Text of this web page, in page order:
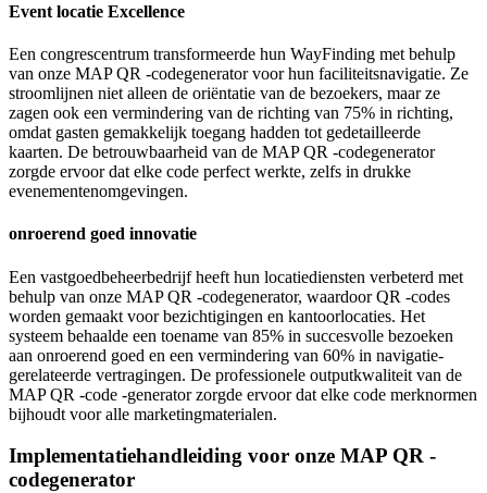
Event locatie Excellence
Een congrescentrum transformeerde hun WayFinding met behulp
van onze MAP QR -codegenerator voor hun faciliteitsnavigatie. Ze
stroomlijnen niet alleen de oriëntatie van de bezoekers, maar ze
zagen ook een vermindering van de richting van 75% in richting,
omdat gasten gemakkelijk toegang hadden tot gedetailleerde
kaarten. De betrouwbaarheid van de MAP QR -codegenerator
zorgde ervoor dat elke code perfect werkte, zelfs in drukke
evenementenomgevingen.
onroerend goed innovatie
Een vastgoedbeheerbedrijf heeft hun locatiediensten verbeterd met
behulp van onze MAP QR -codegenerator, waardoor QR -codes
worden gemaakt voor bezichtigingen en kantoorlocaties. Het
systeem behaalde een toename van 85% in succesvolle bezoeken
aan onroerend goed en een vermindering van 60% in navigatie-
gerelateerde vertragingen. De professionele outputkwaliteit van de
MAP QR -code -generator zorgde ervoor dat elke code merknormen
bijhoudt voor alle marketingmaterialen.
Implementatiehandleiding voor onze MAP QR -
codegenerator